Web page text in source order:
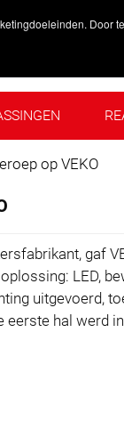
op VEKO
gaf
LED,
uitgevoerd,
hal werd
Door